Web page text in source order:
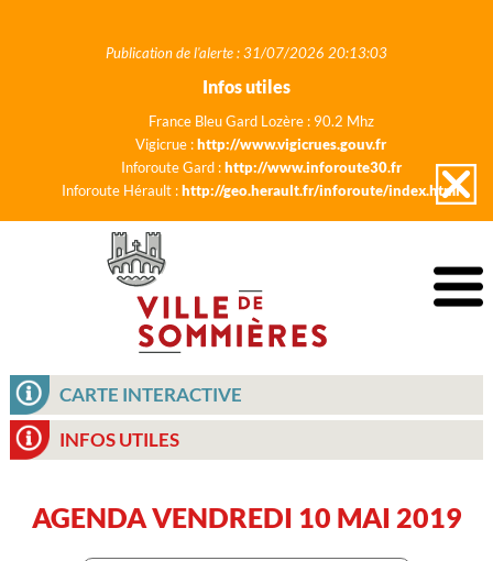
Publication de l'alerte : 31/07/2026 20:13:03
Infos utiles
France Bleu Gard Lozère : 90.2 Mhz
Vigicrue :http://www.vigicrues.gouv.fr
Inforoute Gard :http://www.inforoute30.fr
Inforoute Hérault :http://geo.herault.fr/inforoute/index.html
CARTE INTERACTIVE
INFOS UTILES
AGENDA VENDREDI 10 MAI 2019